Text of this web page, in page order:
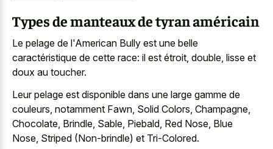
Types de manteaux de tyran américain
Le pelage de l'American Bully est une belle
caractéristique de cette race: il est étroit, double, lisse et
doux au toucher.
Leur pelage est disponible dans une large gamme de
couleurs, notamment Fawn, Solid Colors, Champagne,
Chocolate, Brindle, Sable, Piebald, Red Nose, Blue
Nose, Striped (Non-brindle) et Tri-Colored.